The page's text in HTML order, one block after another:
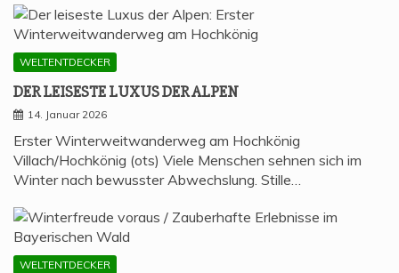
WELTENTDECKER
DER LEI­SES­TE LUXUS DER ALPEN
14. Januar 2026
Erster Winterweitwanderweg am Hochkönig
Villach/Hochkönig (ots) Viele Menschen sehnen sich im
Winter nach bewusster Abwechslung. Stille…
WELTENTDECKER